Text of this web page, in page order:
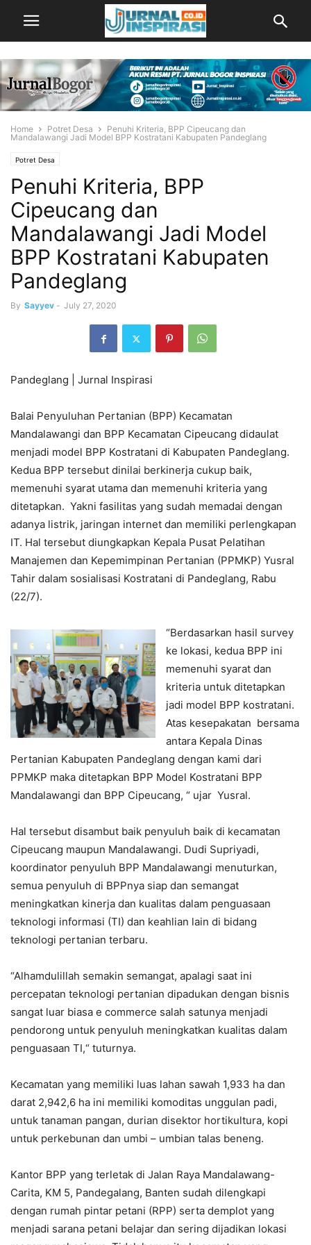
Home Potret Desa
Penuhi Kriteria, BPP Cipeucang dan
Mandalawangi Jadi Model BPP Kostratani Kabupaten Pandeglang
Potret Desa
Penuhi Kriteria, BPP
Cipeucang dan
Mandalawangi Jadi Model
BPP Kostratani Kabupaten
Pandeglang
By Sayyev - July 27, 2020
Pandeglang | Jurnal Inspirasi
Balai Penyuluhan Pertanian (BPP) Kecamatan
Mandalawangi dan BPP Kecamatan Cipeucang didaulat
menjadi model BPP Kostratani di Kabupaten Pandeglang.
Kedua BPP tersebut dinilai berkinerja cukup baik,
memenuhi syarat utama dan memenuhi kriteria yang
ditetapkan. Yakni fasilitas yang sudah memadai dengan
adanya listrik, jaringan internet dan memiliki perlengkapan
IT. Hal tersebut diungkapkan Kepala Pusat Pelatihan
Manajemen dan Kepemimpinan Pertanian (PPMKP) Yusral
Tahir dalam sosialisasi Kostratani di Pandeglang, Rabu
(22/7).
“Berdasarkan hasil survey
ke lokasi, kedua BPP ini
memenuhi syarat dan
kriteria untuk ditetapkan
jadi model BPP kostratani.
Atas kesepakatan bersama
antara Kepala Dinas
Pertanian Kabupaten Pandeglang dengan kami dari
PPMKP maka ditetapkan BPP Model Kostratani BPP
Mandalawangi dan BPP Cipeucang, “ ujar Yusral.
Hal tersebut disambut baik penyuluh baik di kecamatan
Cipeucang maupun Mandalawangi. Dudi Supriyadi,
koordinator penyuluh BPP Mandalawangi menuturkan,
semua penyuluh di BPPnya siap dan semangat
meningkatkan kinerja dan kualitas dalam penguasaan
teknologi informasi (TI) dan keahlian lain di bidang
teknologi pertanian terbaru.
“Alhamdulillah semakin semangat, apalagi saat ini
percepatan teknologi pertanian dipadukan dengan bisnis
sangat luar biasa e commerce salah satunya menjadi
pendorong untuk penyuluh meningkatkan kualitas dalam
penguasaan TI,“ tuturnya.
Kecamatan yang memiliki luas lahan sawah 1,933 ha dan
darat 2,942,6 ha ini memiliki komoditas unggulan padi,
untuk tanaman pangan, durian disektor hortikultura, kopi
untuk perkebunan dan umbi – umbian talas beneng.
Kantor BPP yang terletak di Jalan Raya Mandalawang-
Carita, KM 5, Pandegalang, Banten sudah dilengkapi
dengan rumah pintar petani (RPP) serta demplot yang
menjadi sarana petani belajar dan sering dijadikan lokasi